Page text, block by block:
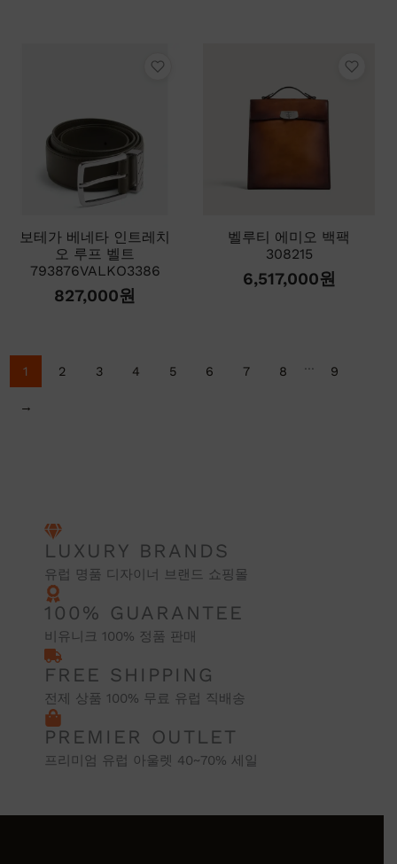
보테가 베네타 인트레치
오 루프 벨트
793876VALKO3386
827,000원
벨루티 에미오 백팩
308215
6,517,000원
1 2 3 4 5 6 7 8 ... 9
→
LUXURY BRANDS
유럽 명품 디자이너 브랜드 쇼핑몰
100% GUARANTEE
비유니크 100% 정품 판매
FREE SHIPPING
전제 상품 100% 무료 유럽 직배송
PREMIER OUTLET
프리미엄 유럽 아울렛 40~70% 세일